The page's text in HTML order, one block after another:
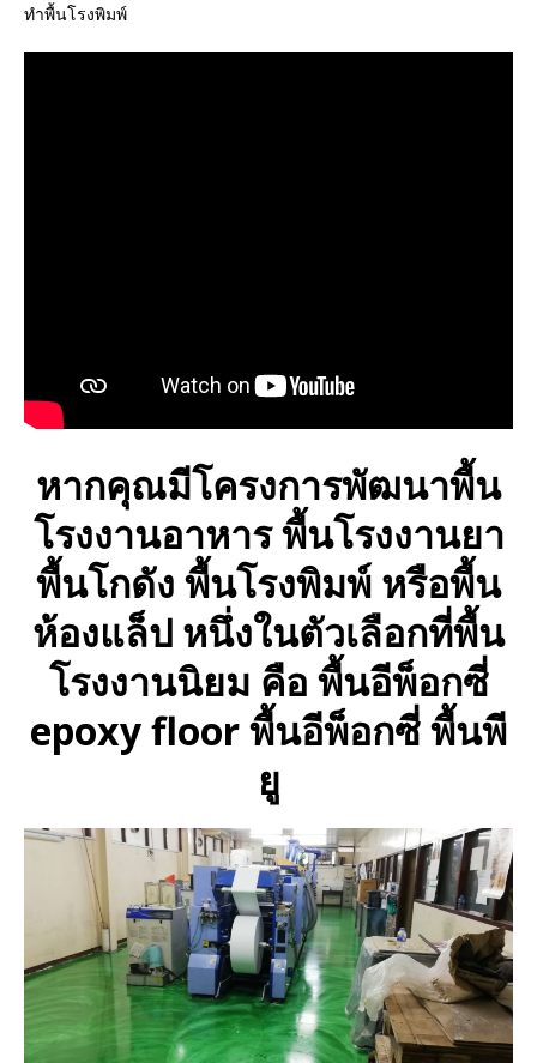
ทำพื้นโรงพิมพ์
หากคุณมีโครงการพัฒนาพื้น
โรงงานอาหาร พื้นโรงงานยา
พื้นโกดัง พื้นโรงพิมพ์ หรือพื้น
ห้องแล็ป หนึ่งในตัวเลือกที่พื้น
โรงงานนิยม คือ พื้นอีพ็อกซี่
epoxy floor พื้นอีพ็อกซี่ พื้นพี
ยู